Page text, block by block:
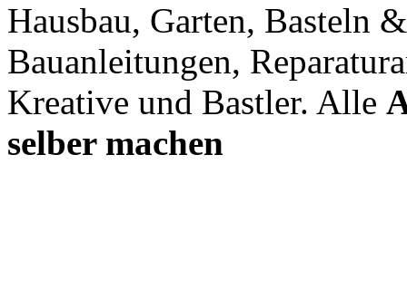
Hausbau, Garten, Basteln
Bauanleitungen,
Kreative und Bastler. Alle
selber machen